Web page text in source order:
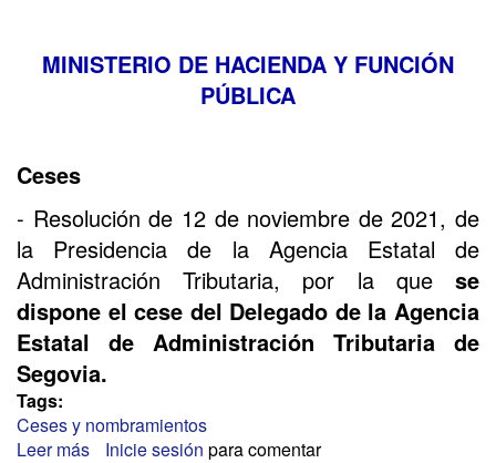
MINISTERIO DE HACIENDA Y FUNCIÓN
PÚBLICA
Ceses
- Resolución de 12 de noviembre de 2021, de
la Presidencia de la Agencia Estatal de
Administración Tributaria, por la que se
dispone el cese del Delegado de la Agencia
Estatal de Administración Tributaria de
Segovia.
Tags:
Ceses y nombramientos
Leer más sobre
Inicie sesión para comentar